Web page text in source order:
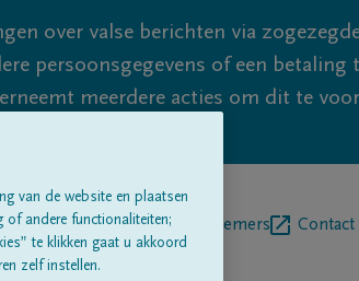
over valse berichten via
persoonsgegevens of een betaling
meerdere acties om dit te
Over onsBegrafenisondernemers Contact
van de website en plaatsen
of andere functionaliteiten;
te klikken gaat u akkoord
zelf instellen.